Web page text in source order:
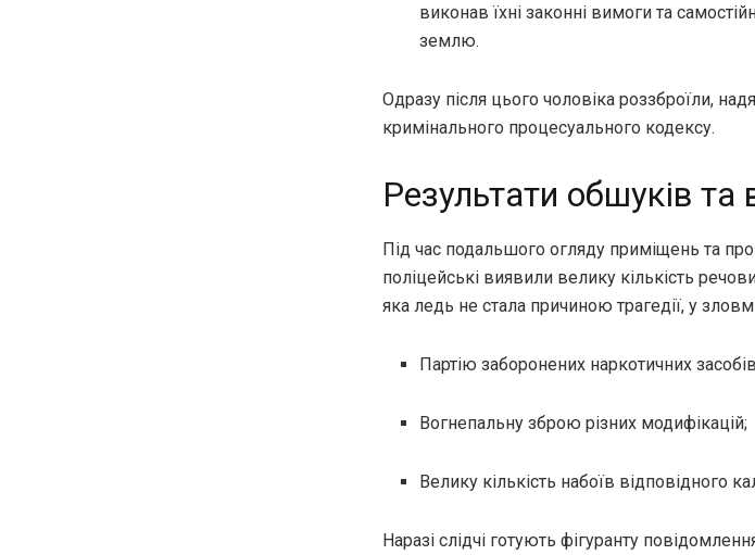
виконав їхні законні вимоги та
землю.
Одразу після цього чоловіка роззброїли,
кримінального процесуального кодексу.
Результати обшуків та
Під час подальшого огляду приміщень та
поліцейські виявили велику кількість
яка ледь не стала причиною трагедії, у
Партію заборонених наркотичних
Вогнепальну зброю різних модифікацій;
Велику кількість набоїв відповідного
Наразі слідчі готують фігуранту